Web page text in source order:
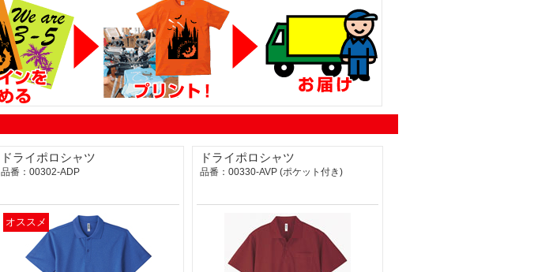
ドライポロシャツ
品番：00302-ADP
オススメ
ドライポロシャツ
品番：00330-AVP (ポケット付き)